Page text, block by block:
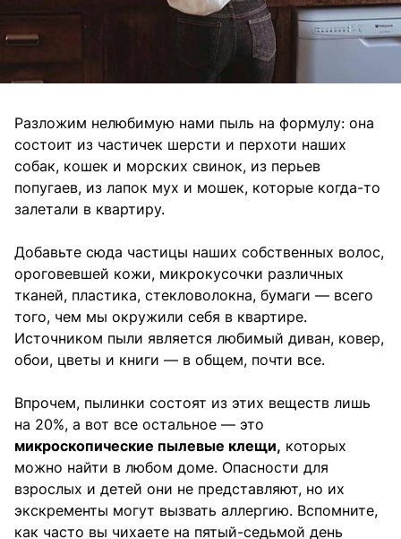
Разложим нелюбимую нами пыль на формулу: она
состоит из частичек шерсти и перхоти наших
собак, кошек и морских свинок, из перьев
попугаев, из лапок мух и мошек, которые когда-то
залетали в квартиру.
Добавьте сюда частицы наших собственных волос,
ороговевшей кожи, микрокусочки различных
тканей, пластика, стекловолокна, бумаги — всего
того, чем мы окружили себя в квартире.
Источником пыли является любимый диван, ковер,
обои, цветы и книги — в общем, почти все.
Впрочем, пылинки состоят из этих веществ лишь
на 20%, а вот все остальное — это
микроскопические пылевые клещи, которых
можно найти в любом доме. Опасности для
взрослых и детей они не представляют, но их
экскременты могут вызвать аллергию. Вспомните,
как часто вы чихаете на пятый-седьмой день